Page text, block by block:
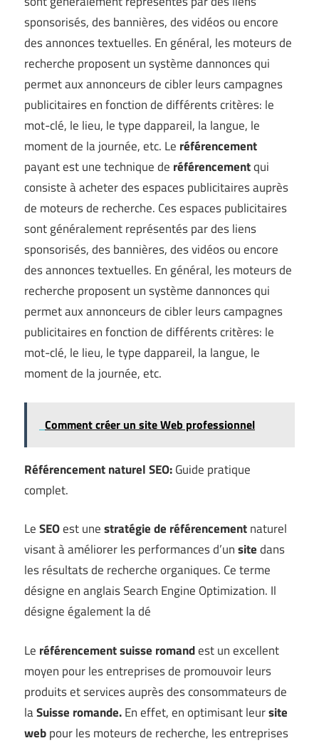
sponsorisés, des bannières, des vidéos ou encore
des annonces textuelles. En général, les moteurs de
recherche proposent un système dannonces qui
permet aux annonceurs de cibler leurs campagnes
publicitaires en fonction de différents critères: le
mot-clé, le lieu, le type dappareil, la langue, le
moment de la journée, etc. Le référencement
payant est une technique de référencementqui
consiste à acheter des espaces publicitaires auprès
de moteurs de recherche. Ces espaces publicitaires
sont généralement représentés par des liens
sponsorisés, des bannières, des vidéos ou encore
des annonces textuelles. En général, les moteurs de
recherche proposent un système dannonces qui
permet aux annonceurs de cibler leurs campagnes
publicitaires en fonction de différents critères: le
mot-clé, le lieu, le type dappareil, la langue, le
moment de la journée, etc.
Comment créer un site Web professionnel
Référencement naturel SEO:Guide pratique
complet.
LeSEOest unestratégie de référencementnaturel
visant à améliorer les performances d’unsitedans
les résultats de recherche organiques. Ce terme
désigne en anglais Search Engine Optimization. Il
désigne également la dé
Le référencement suisse romandest un excellent
moyen pour les entreprises de promouvoir leurs
produits et services auprès des consommateurs de
laSuisse romande.En effet, en optimisant leursite
webpour les moteurs de recherche, les entreprises